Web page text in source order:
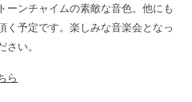
ーンチャイムの素敵な音色。他にも
く予定です。楽しみな音楽会となっ
さい。
ら